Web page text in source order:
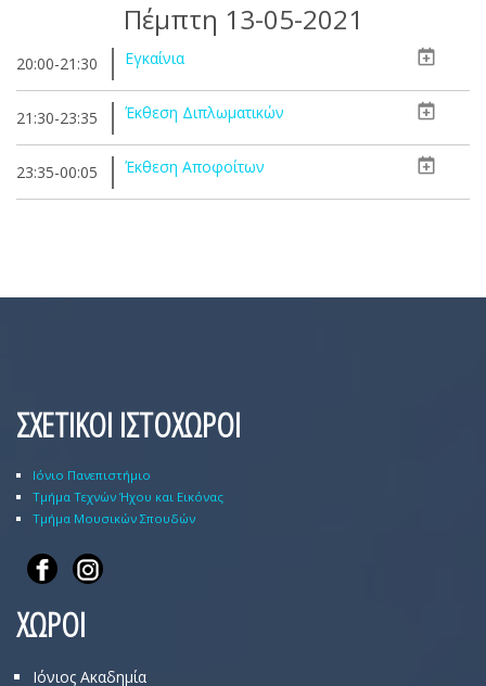
Πέμπτη 13-05-2021
20:00-21:30 Εγκαίνια
21:30-23:35 Έκθεση Διπλωματικών
23:35-00:05 Έκθεση Αποφοίτων
ΣΧΕΤΙΚΟΙ ΙΣΤΟΧΩΡΟΙ
Ιόνιο Πανεπιστήμιο
Τμήμα Τεχνών Ήχου και Εικόνας
Τμήμα Μουσικών Σπουδών
ΧΩΡΟΙ
Ιόνιος Ακαδημία